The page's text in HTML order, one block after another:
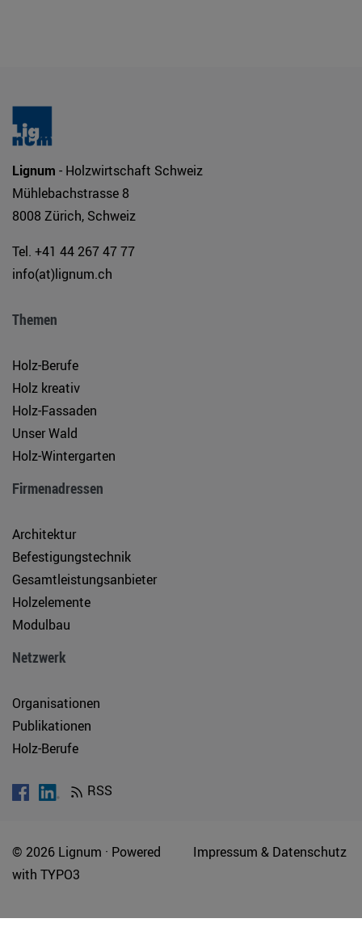
Lignum - Holzwirtschaft Schweiz
Mühlebachstrasse 8
8008 Zürich, Schweiz
Tel. +41 44 267 47 77
info(at)lignum.ch
Themen
Holz-Berufe
Holz kreativ
Holz-Fassaden
Unser Wald
Holz-Wintergarten
Firmenadressen
Architektur
Befestigungstechnik
Gesamtleistungsanbieter
Holzelemente
Modulbau
Netzwerk
Organisationen
Publikationen
Holz-Berufe
RSS
© 2026 Lignum · Powered
with TYPO3
Impressum & Datenschutz